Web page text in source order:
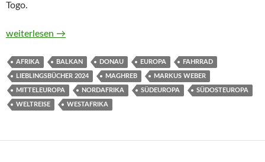
Togo.
Ein Coffee to go in Togo. Ein Fahrrad, 26 Länder und jede
weiterlesen →
AFRIKA BALKAN DONAU EUROPA FAHRRAD
LIEBLINGSBÜCHER 2024 MAGHREB MARKUS WEBER
MITTELEUROPA NORDAFRIKA SÜDEUROPA SÜDOSTEUROPA
WELTREISE WESTAFRIKA